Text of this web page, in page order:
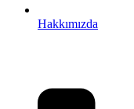
Hakkımızda